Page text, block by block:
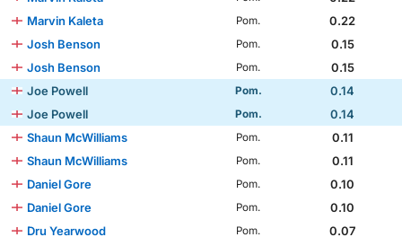
Marvin Kaleta
Pom.
0.22
Josh Benson
Pom.
0.15
Josh Benson
Pom.
0.15
Joe Powell
Pom.
0.14
Joe Powell
Pom.
0.14
Shaun McWilliams
Pom.
0.11
Shaun McWilliams
Pom.
0.11
Daniel Gore
Pom.
0.10
Daniel Gore
Pom.
0.10
Dru Yearwood
Pom.
0.07